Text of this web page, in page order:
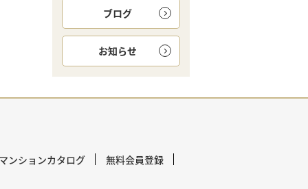
ブログ
お知らせ
ンションカタログ 無料会員登録